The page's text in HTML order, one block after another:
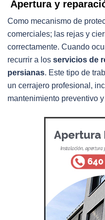
Apertura y
Como mecanismo de
comerciales; las rejas y
correctamente. Cuando
recurrir a los servicios de
persianas. Este tipo de
un cerrajero profesional,
mantenimiento preventivo